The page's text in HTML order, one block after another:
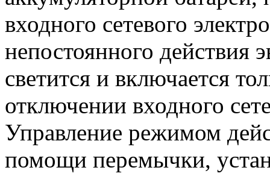
входного сетевого
непостоянного действия
светится и включается
отключении входного
Управление режимом
помощи перемычки,